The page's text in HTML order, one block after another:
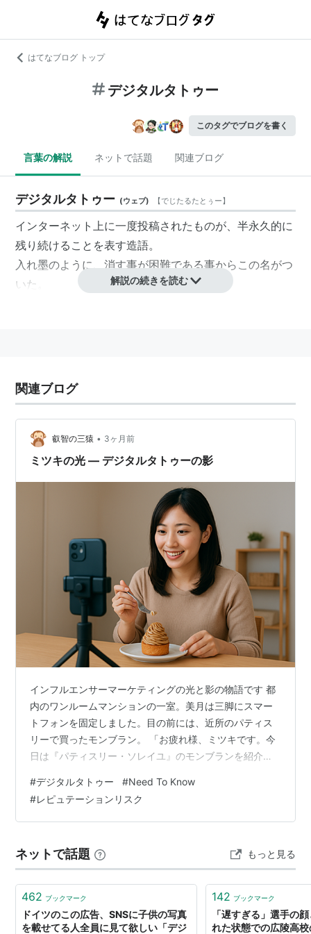
はてなブログ トップ
デジタルタトゥー
このタグでブログを書く
言葉の解説 ネットで話題 関連ブログ
デジタルタトゥー (ウェブ) 【でじたるたとぅー】
インターネット上に一度投稿されたものが、半永久的に
残り続けることを表す造語。
入れ墨のように、消す事が困難である事からこの名がつ
いた。
解説の続きを読む
関連ブログ
叡智の三猿 • 3ヶ月前
ミツキの光 ― デジタルタトゥーの影
インフルエンサーマーケティングの光と影の物語です 都
内のワンルームマンションの一室。美月は三脚にスマー
トフォンを固定しました。目の前には、近所のパティス
リーで買ったモンブラン。 「お疲れ様、ミツキです。今
日は『パティスリー・ソレイユ』のモンブランを紹介し
そのほとんどが、美月自身による内容確認でした。 しか
し、彼女は動画撮影の才能がありました。スイーツを語
る時の目の輝き、フォークを入れる瞬間のカメラワー
きました。 動画投稿をはじめてから三ヶ月後、チャンネ
ル登録者数は2万人を超えました。 「ミツ…
#デジタルタトゥー #Need To Know
#レピュテーションリスク
ネットで話題 もっと見る
462 ブックマーク
ドイツのこの広告、SNSに子供の写真
を載せてる人全員に見て欲しい「デジ
142 ブックマーク
「遅すぎる」選手の
れた状態での広陵高